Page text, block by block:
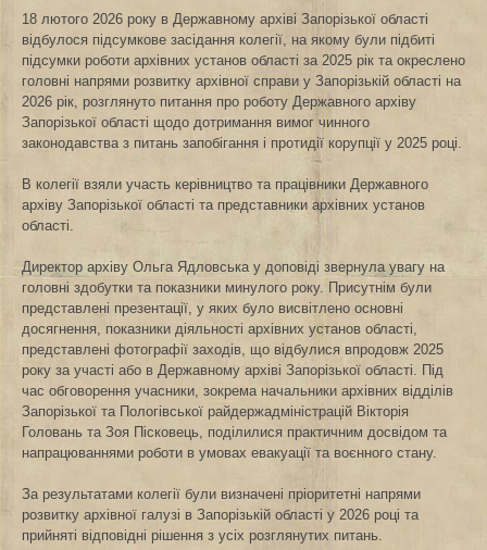
18 лютого 2026 року в Державному архіві Запорізької області
відбулося підсумкове засідання колегії, на якому були підбиті
підсумки роботи архівних установ області за 2025 рік та окреслено
головні напрями розвитку архівної справи у Запорізькій області на
2026 рік, розглянуто питання про роботу Державного архіву
Запорізької області щодо дотримання вимог чинного
законодавства з питань запобігання і протидії корупції у 2025 році.
В колегії взяли участь керівництво та працівники Державного
архіву Запорізької області та представники архівних установ
області.
Директор архіву Ольга Ядловська у доповіді звернула увагу на
головні здобутки та показники минулого року. Присутнім були
представлені презентації, у яких було висвітлено основні
досягнення, показники діяльності архівних установ області,
представлені фотографії заходів, що відбулися впродовж 2025
року за участі або в Державному архіві Запорізької області. Під
час обговорення учасники, зокрема начальники архівних відділів
Запорізької та Пологівської райдержадміністрацій Вікторія
Головань та Зоя Пісковець, поділилися практичним досвідом та
напрацюваннями роботи в умовах евакуації та воєнного стану.
За результатами колегії були визначені пріоритетні напрями
розвитку архівної галузі в Запорізькій області у 2026 році та
прийняті відповідні рішення з усіх розглянутих питань.